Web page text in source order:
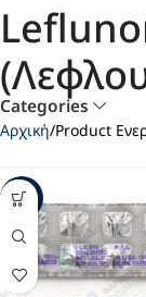
Categories
Αρχική Product
-35%